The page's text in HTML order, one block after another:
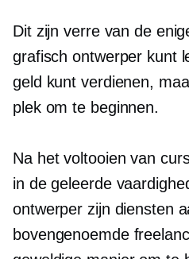
Dit zijn verre van de
grafisch ontwerper kunt
geld kunt verdienen,
plek om te beginnen.
Na het voltooien van
in de geleerde
ontwerper zijn diensten
bovengenoemde